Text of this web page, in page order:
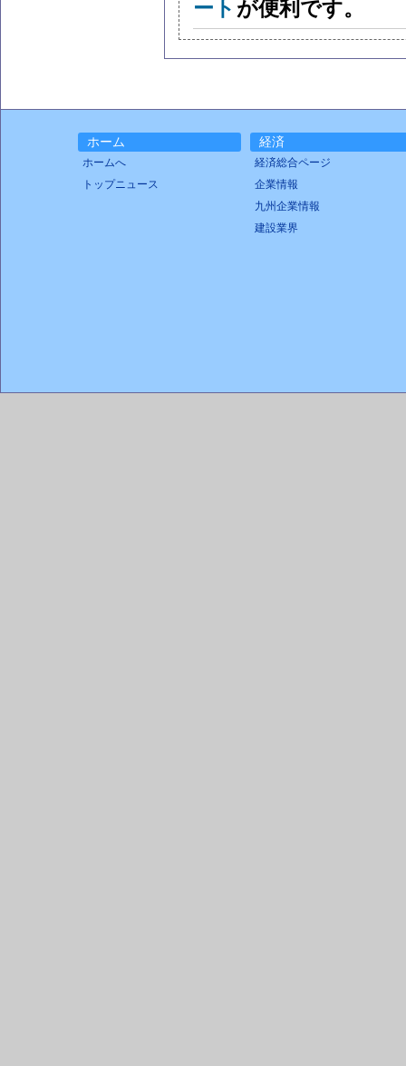
ート が便利です。
ホーム
ホームへ
トップニュース
経済
経済総合ページ
企業情報
九州企業情報
建設業界